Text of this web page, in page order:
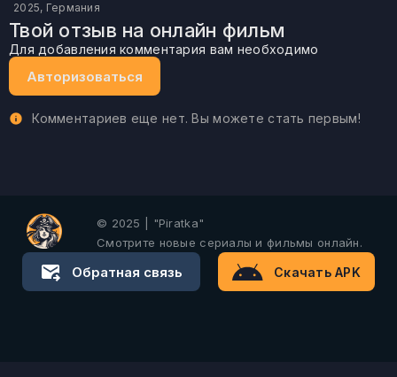
2025, Германия
Твой отзыв на онлайн фильм
Для добавления комментария вам необходимо
Авторизоваться
Комментариев еще нет. Вы можете стать первым!
© 2025 | "Piratka"
Смотрите новые сериалы и фильмы онлайн.
Обратная связь Скачать APK